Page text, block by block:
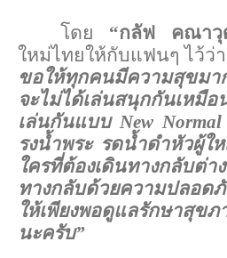
โดย “กลัฟ คณาวุ
ใหม่ไทยให้กับแฟนๆ ไว้ว่า
ขอให้ทุกคนมีความสุขมา
จะไม่ได้เล่นสนุกกันเห
เล่นกันแบบ New Normal
รงน้ำพระ รดน้ำดำหัวผู้
ใครที่ต้องเดินทางกลับต่า
ทางกลับด้วยความปลอด
ให้เพียงพอดูแลรักษาสุขภ
นะครับ”